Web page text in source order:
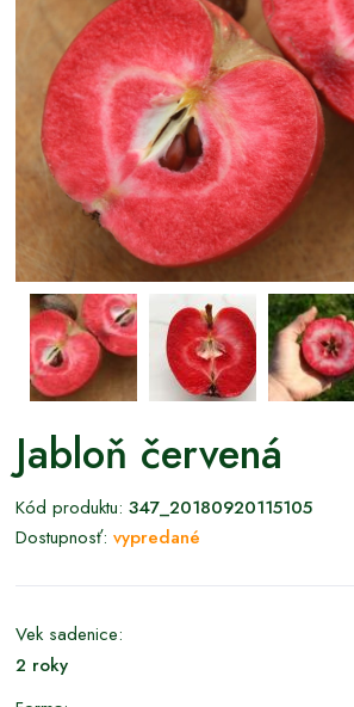
Jabloň červená
Kód produktu: 347_20180920115105
Dostupnosť: vypredané
Vek sadenice:
2 roky